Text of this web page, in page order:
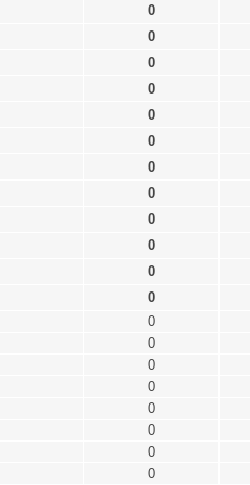
0
0
0
0
0
0
0
0
0
0
0
0
0
0
0
0
0
0
0
0